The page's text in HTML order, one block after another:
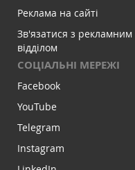
Реклама на сайті
Зв'язатися з рекламним
відділом
СОЦІАЛЬНІ МЕРЕЖІ
Facebook
YouTube
Telegram
Instagram